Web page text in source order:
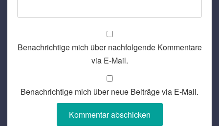
Benachrichtige mich über nachfolgende Kommentare
via E-Mail.
Benachrichtige mich über neue Beiträge via E-Mail.